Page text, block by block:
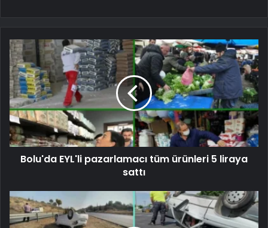
Bolu'da EYL'li pazarlamacı tüm ürünleri 5 liraya
sattı